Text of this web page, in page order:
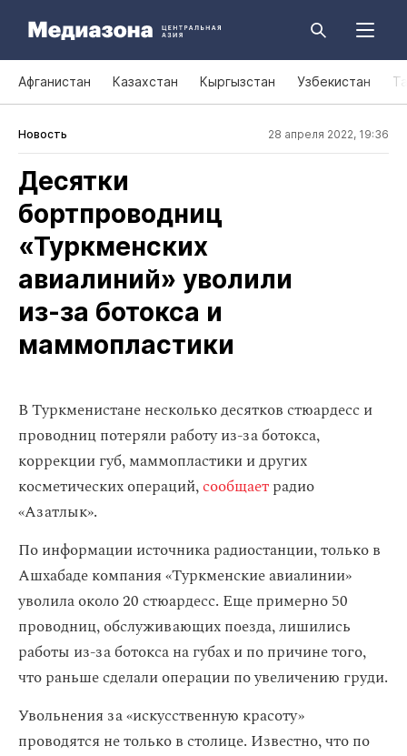
Афганистан Казахстан Кыргызстан Узбекистан
Новость 28 апреля 2022, 19:36
Десятки
бортпроводниц
«Туркменских
авиалиний» уволили
из‑за ботокса и
маммопластики
В Туркменистане несколько десятков стюардесс и
проводниц потеряли работу из-за ботокса,
коррекции губ, маммопластики и других
косметических операций,сообщаетрадио
«Азатлык».
По информации источника радиостанции, только в
Ашхабаде компания «Туркменские авиалинии»
уволила около 20 стюардесс. Еще примерно 50
проводниц, обслуживающих поезда, лишились
работы из-за ботокса на губах и по причине того,
что раньше сделали операции по увеличению груди.
Увольнения за «искусственную красоту»
проводятся не только в столице. Известно, что по